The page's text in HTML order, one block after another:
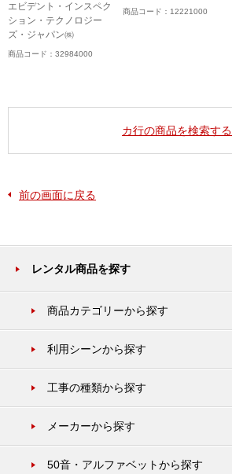
エビデント・インスペク
ション・テクノロジー
ズ・ジャパン㈱
商品コード：32984000
商品コード：12221000
カ行の商品を検索する
前の画面に戻る
レンタル商品を探す
商品カテゴリーから探す
利用シーンから探す
工事の種類から探す
メーカーから探す
50音・アルファベットから探す